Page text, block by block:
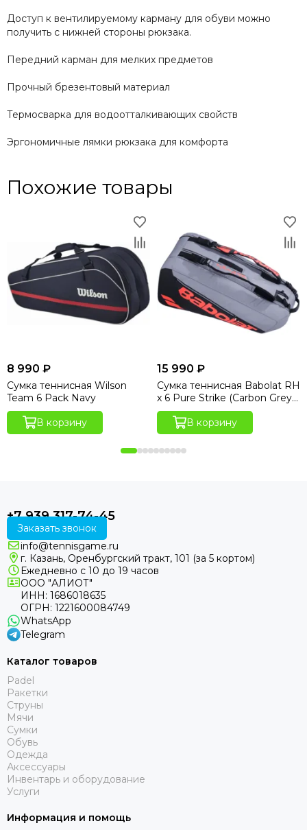
Доступ к вентилируемому карману для обуви можно
получить с нижней стороны рюкзака.
Передний карман для мелких предметов
Прочный брезентовый материал
Термосварка для водоотталкивающих свойств
Эргономичные лямки рюкзака для комфорта
Похожие товары
8 990 ₽
Сумка теннисная Wilson
Team 6 Pack Navy
В корзину
15 990 ₽
Сумка теннисная Babolat RH
x 6 Pure Strike (Carbon Grey
Edition)
В корзину
+7 939 317-74-45
Заказать звонок
info@tennisgame.ru
г. Казань, Оренбургский тракт, 101 (за 5 кортом)
Ежедневно с 10 до 19 часов
ООО "АЛИОТ"
ИНН: 1686018635
ОГРН: 1221600084749
WhatsApp
Telegram
Каталог товаров
Padel
Ракетки
Струны
Мячи
Сумки
Обувь
Одежда
Аксессуары
Инвентарь и оборудование
Услуги
Информация и помощь